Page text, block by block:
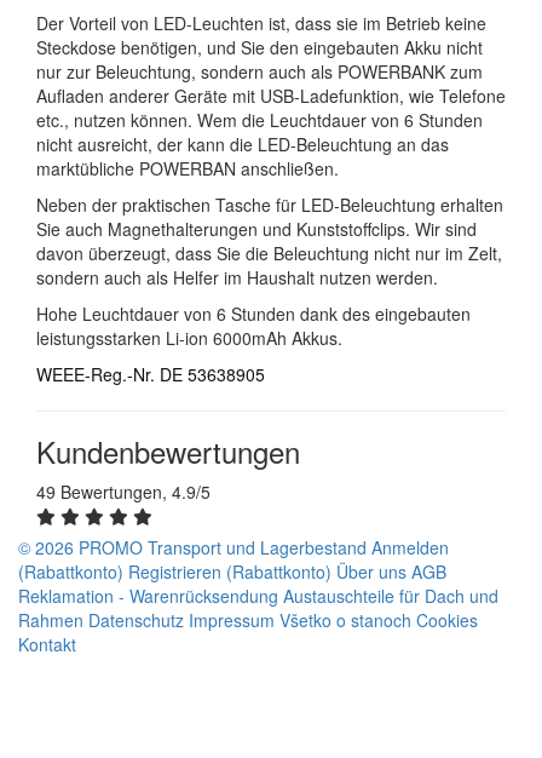
Der Vorteil von LED-Leuchten ist, dass sie im Betrieb keine
Steckdose benötigen, und Sie den eingebauten Akku nicht
nur zur Beleuchtung, sondern auch als POWERBANK zum
Aufladen anderer Geräte mit USB-Ladefunktion, wie Telefone
etc., nutzen können. Wem die Leuchtdauer von 6 Stunden
nicht ausreicht, der kann die LED-Beleuchtung an das
marktübliche POWERBAN anschließen.
Neben der praktischen Tasche für LED-Beleuchtung erhalten
Sie auch Magnethalterungen und Kunststoffclips. Wir sind
davon überzeugt, dass Sie die Beleuchtung nicht nur im Zelt,
sondern auch als Helfer im Haushalt nutzen werden.
Hohe Leuchtdauer von 6 Stunden dank des eingebauten
leistungsstarken Li-ion 6000mAh Akkus.
WEEE-Reg.-Nr. DE 53638905
Kundenbewertungen
49 Bewertungen, 4.9/5
© 2026 PROMO Transport und Lagerbestand Anmelden
(Rabattkonto) Registrieren (Rabattkonto) Über uns AGB
Reklamation - Warenrücksendung Austauschteile für Dach und
Rahmen Datenschutz Impressum Všetko o stanoch Cookies
Kontakt